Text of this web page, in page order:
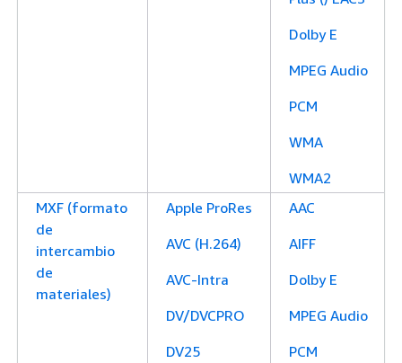
Dolby E
MPEG Audio
PCM
WMA
WMA2
MXF (formato
de
intercambio
de
materiales)
Apple ProRes
AVC (H.264)
AVC-Intra
DV/DVCPRO
DV25
AAC
AIFF
Dolby E
MPEG Audio
PCM